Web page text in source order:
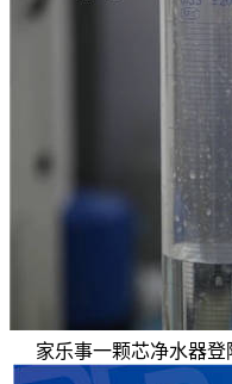
家乐事一颗芯净水器